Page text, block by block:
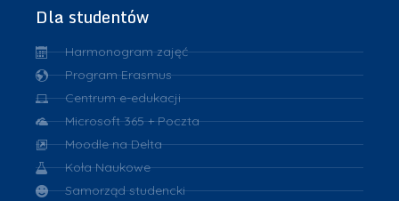
Dla studentów
Harmonogram zajęć
Program Erasmus
Centrum e-edukacji
Microsoft 365 + Poczta
Moodle na Delta
Koła Naukowe
Samorząd studencki